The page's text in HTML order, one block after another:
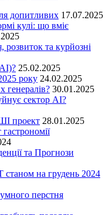
допитливих 17.07.2025
кулі: що вміє
розвиток та курйозні
25.02.2025
року 24.02.2025
генералів? 30.01.2025
сектор АІ?
проект 28.01.2025
та Прогнози
станом на грудень 2024
перстня